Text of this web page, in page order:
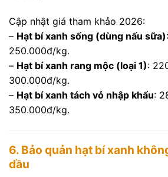
Cập nhật giá tham khảo 2026:
– Hạt bí xanh sống (dùng nấu sữa)
250.000đ/kg.
– Hạt bí xanh rang mộc (loại 1):
300.000đ/kg.
– Hạt bí xanh tách vỏ nhập khẩu:
350.000đ/kg.
6. Bảo quản hạt bí xanh
dầu